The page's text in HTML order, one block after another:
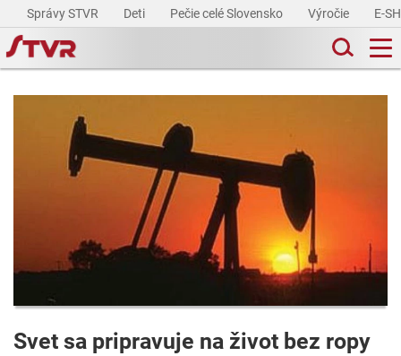
Správy STVR Deti Pečie celé Slovensko Výročie E-
Svet sa pripravuje na život bez ropy